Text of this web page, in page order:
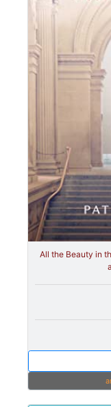
All the Beauty in